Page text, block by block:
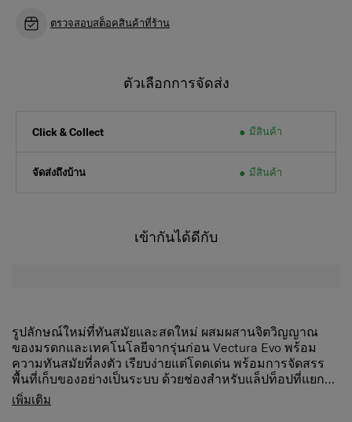
ตรวจสอบสต็อคสินค้าที่ร้าน
ตัวเลือกการจัดส่ง
Click & Collect มีสินค้า
จัดส่งถึงบ้าน มีสินค้า
เข้ากันได้ดีกับ
รูปลักษณ์ใหม่ที่ทันสมัยและสดใหม่ ผสมผสานจิตวิญญาณ
ของมรดกและเทคโนโลยีจากรุ่นก่อน Vectura Evo พร้อม
ความทันสมัยที่ลงตัว เรียบง่ายแต่โดดเด่น พร้อมการจัดสรร
พื้นที่เก็บของอย่างเป็นระบบ ด้วยช่องสำหรับแล็ปท็อปที่แยก
ออกมาโดยเฉพาะ ช่องเก็บของหลักขนาดใหญ่ และการจัด
เก็บแบบหลายกระเป๋า
ช่องสำหรับแล็ปท็อปแยกเฉพาะ
ระบบพอร์ต USB แบบใหม่
เพิ่มเติม